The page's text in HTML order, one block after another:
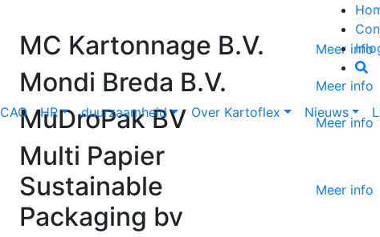
CAO HR duurzaamheid Over Kartoflex Nieuws
MC Kartonnage B.V. Meer info
Mondi Breda B.V. Meer info
MuDroPak BV Meer info
Multi Papier
Sustainable
Packaging bv
Meer info